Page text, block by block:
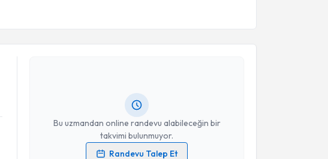
Bu uzmandan online randevu alabileceğin bir
takvimi bulunmuyor.
Randevu Talep Et
Psk. Dan. Burak Yeşil